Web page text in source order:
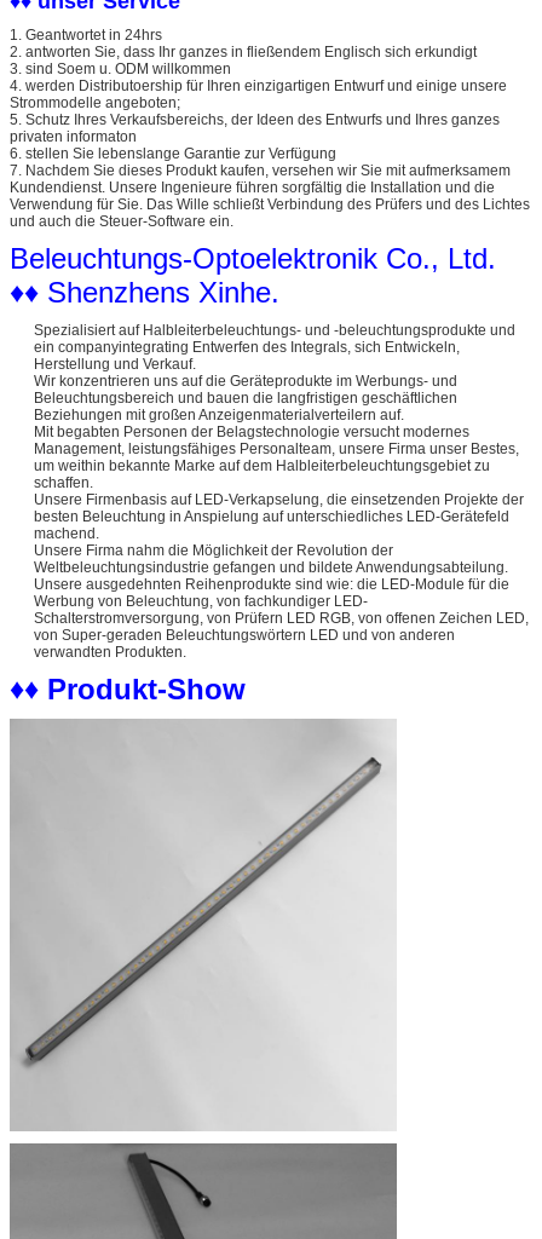
1. Geantwortet in 24hrs
2. antworten Sie, dass Ihr ganzes in fließendem Englisch sich erkundigt
3. sind Soem u. ODM willkommen
4. werden Distributoership für Ihren einzigartigen Entwurf und einige unsere
Strommodelle angeboten;
5. Schutz Ihres Verkaufsbereichs, der Ideen des Entwurfs und Ihres ganzes
privaten informaton
6. stellen Sie lebenslange Garantie zur Verfügung
7. Nachdem Sie dieses Produkt kaufen, versehen wir Sie mit aufmerksamem
Kundendienst. Unsere Ingenieure führen sorgfältig die Installation und die
Verwendung für Sie. Das Wille schließt Verbindung des Prüfers und des Lichtes
und auch die Steuer-Software ein.
Beleuchtungs-Optoelektronik Co., Ltd.
♦♦ Shenzhens Xinhe.
Spezialisiert auf Halbleiterbeleuchtungs- und -beleuchtungsprodukte und
ein companyintegrating Entwerfen des Integrals, sich Entwickeln,
Herstellung und Verkauf.
Wir konzentrieren uns auf die Geräteprodukte im Werbungs- und
Beleuchtungsbereich und bauen die langfristigen geschäftlichen
Beziehungen mit großen Anzeigenmaterialverteilern auf.
Mit begabten Personen der Belagstechnologie versucht modernes
Management, leistungsfähiges Personalteam, unsere Firma unser Bestes,
um weithin bekannte Marke auf dem Halbleiterbeleuchtungsgebiet zu
schaffen.
Unsere Firmenbasis auf LED-Verkapselung, die einsetzenden Projekte der
besten Beleuchtung in Anspielung auf unterschiedliches LED-Gerätefeld
machend.
Unsere Firma nahm die Möglichkeit der Revolution der
Weltbeleuchtungsindustrie gefangen und bildete Anwendungsabteilung.
Unsere ausgedehnten Reihenprodukte sind wie: die LED-Module für die
Werbung von Beleuchtung, von fachkundiger LED-
Schalterstromversorgung, von Prüfern LED RGB, von offenen Zeichen LED,
von Super-geraden Beleuchtungswörtern LED und von anderen
verwandten Produkten.
♦♦ Produkt-Show